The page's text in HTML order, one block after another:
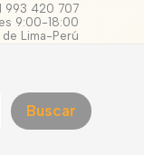
993 420 707
9:00-18:00
de Lima-Perú
Buscar